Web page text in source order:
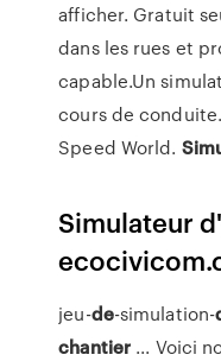
afficher. Gratuit
dans les rues et
capable.Un
cours de
Speed World.
Simulateur
jeu-de-simulation-
chantier ... Voici